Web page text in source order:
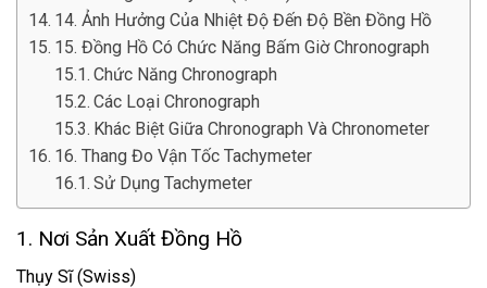
14. Ảnh Hưởng Của Nhiệt Độ Đến Độ Bền Đồng Hồ
15. Đồng Hồ Có Chức Năng Bấm Giờ Chronograph
Chức Năng Chronograph
Các Loại Chronograph
Khác Biệt Giữa Chronograph Và Chronometer
16. Thang Đo Vận Tốc Tachymeter
Sử Dụng Tachymeter
1. Nơi Sản Xuất Đồng Hồ
Thụy Sĩ (Swiss)